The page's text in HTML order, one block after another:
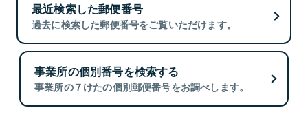
最近検索した郵便番号
過去に検索した郵便番号をご覧いただけます。
事業所の個別番号を検索する
事業所の７けたの個別郵便番号をお調べします。